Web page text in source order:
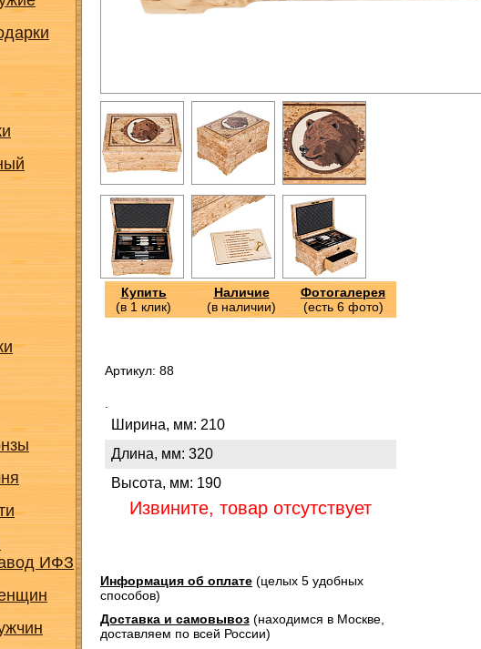
ИФЗ
Купить
(в 1 клик)
Наличие
(в наличии)
Фотогалерея
(есть 6 фото)
Артикул: 88
Ширина, мм: 210
Длина, мм: 320
Высота, мм: 190
Извините, товар отсутствует
Информация об оплате (целых 5 удобных
способов)
Доставка и самовывоз (находимся в Москве,
доставляем по всей России)